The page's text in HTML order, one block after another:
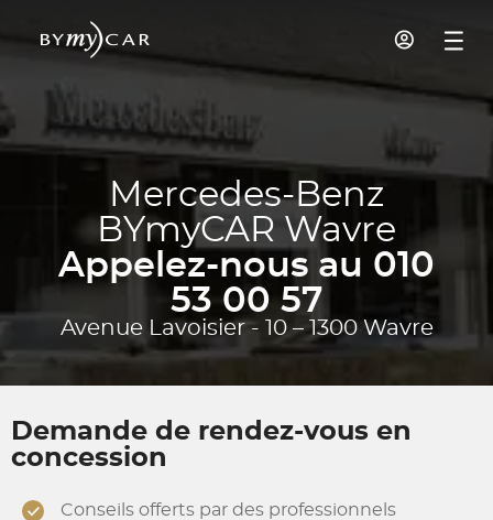
Mercedes-Benz
BYmyCAR Wavre
Appelez-nous au 010
53 00 57
Avenue Lavoisier - 10 – 1300 Wavre
Demande de rendez-vous en
concession
Conseils offerts par des professionnels